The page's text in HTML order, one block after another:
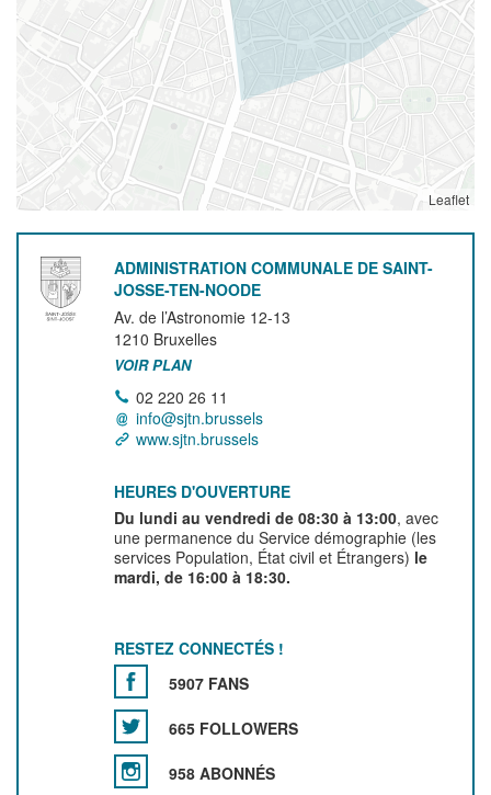
Leaflet
ADMINISTRATION COMMUNALE DE SAINT-
JOSSE-TEN-NOODE
Av. de l’Astronomie 12-13
1210 Bruxelles
VOIR PLAN
02 220 26 11
info@sjtn.brussels
www.sjtn.brussels
HEURES D'OUVERTURE
Du lundi au vendredi de 08:30 à 13:00, avec
une permanence du Service démographie (les
services Population, État civil et Étrangers) le
mardi, de 16:00 à 18:30.
RESTEZ CONNECTÉS !
5907 FANS
665 FOLLOWERS
958 ABONNÉS